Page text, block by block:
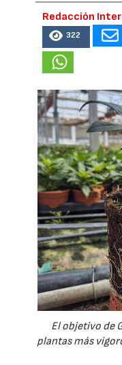
Redacción
322
El objetivo de
plantas más